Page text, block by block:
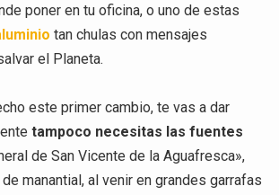
poner en tu oficina, o uno de estas
tan chulas con mensajes
el Planeta.
este primer cambio, te vas a dar
tampoco necesitas las fuentes
de San Vicente de la Aguafresca»,
manantial, al venir en grandes garrafas